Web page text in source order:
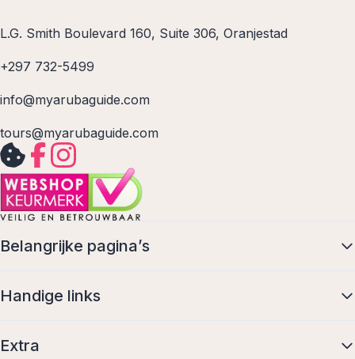
L.G. Smith Boulevard 160, Suite 306, Oranjestad
+297 732-5499
info@myarubaguide.com
tours@myarubaguide.com
Belangrijke pagina’s
Handige links
Extra